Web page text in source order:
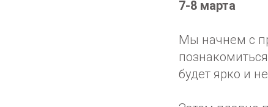
7-8 марта
Мы начнем с
будет ярко и